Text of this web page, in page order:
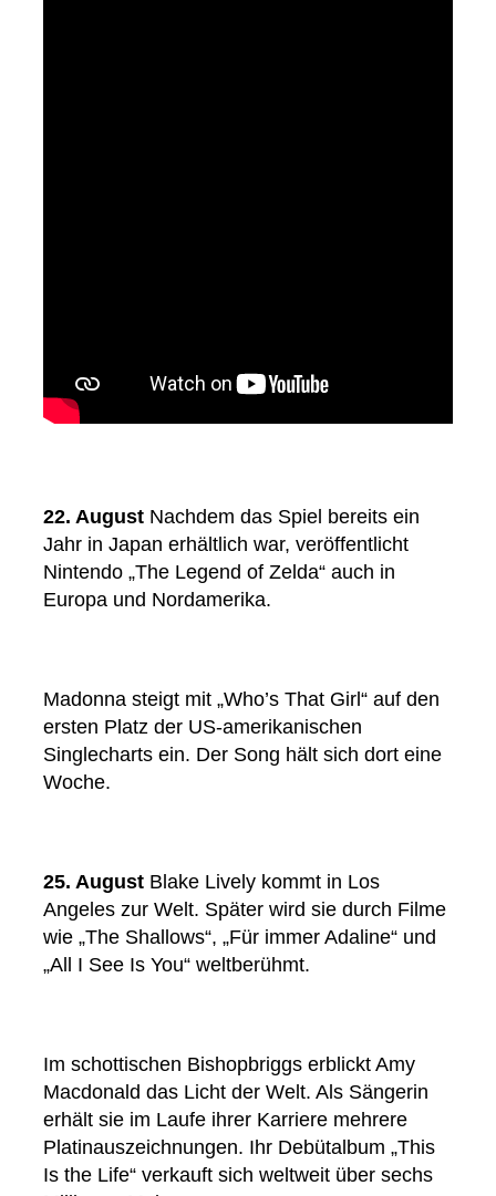
22. August Nachdem das Spiel bereits ein
Jahr in Japan erhältlich war, veröffentlicht
Nintendo „The Legend of Zelda“ auch in
Europa und Nordamerika.
Madonna steigt mit „Who’s That Girl“ auf den
ersten Platz der US-amerikanischen
Singlecharts ein. Der Song hält sich dort eine
Woche.
25. August Blake Lively kommt in Los
Angeles zur Welt. Später wird sie durch Filme
wie „The Shallows“, „Für immer Adaline“ und
„All I See Is You“ weltberühmt.
Im schottischen Bishopbriggs erblickt Amy
Macdonald das Licht der Welt. Als Sängerin
erhält sie im Laufe ihrer Karriere mehrere
Platinauszeichnungen. Ihr Debütalbum „This
Is the Life“ verkauft sich weltweit über sechs